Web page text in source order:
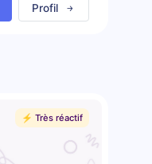
Profil
⚡️ Très réactif